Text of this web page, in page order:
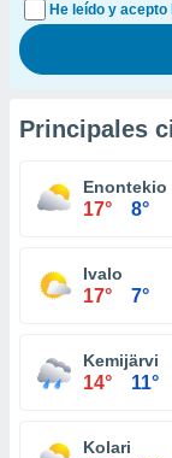
He leído y
Principales
Enontekio
17° 8°
Ivalo
17° 7°
Kemijärvi
14° 11°
Kolari